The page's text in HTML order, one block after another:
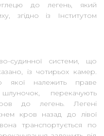
до легень, який
згідно із Інститутом
судинної системи, що
із чотирьох камер.
якої належить праве
перекачують
до легень. Легені
кров назад до лівої
транспортується по